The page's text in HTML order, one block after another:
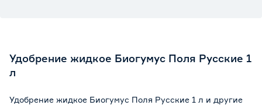
Удобрение жидкое Биогумус Поля Русские 1
л
Удобрение жидкое Биогумус Поля Русские 1 л и другие